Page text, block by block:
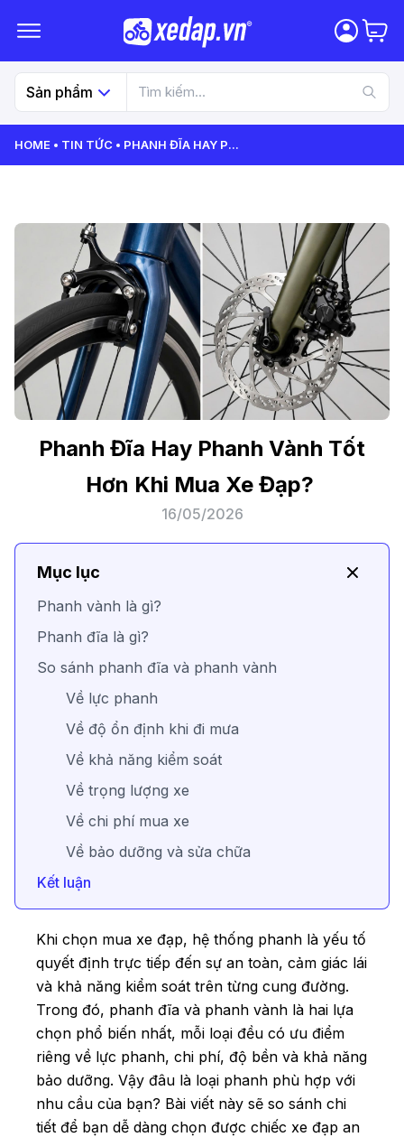
Sản phẩm
HOME TIN TỨC PHANH ĐĨA HAY P...
Phanh Đĩa Hay Phanh Vành Tốt
Hơn Khi Mua Xe Đạp?
16/05/2026
Mục lục
Phanh vành là gì?
Phanh đĩa là gì?
So sánh phanh đĩa và phanh vành
Về lực phanh
Về độ ổn định khi đi mưa
Về khả năng kiểm soát
Về trọng lượng xe
Về chi phí mua xe
Về bảo dưỡng và sửa chữa
Kết luận
Khi chọn mua xe đạp, hệ thống phanh là yếu tố
quyết định trực tiếp đến sự an toàn, cảm giác lái
và khả năng kiểm soát trên từng cung đường.
Trong đó, phanh đĩa và phanh vành là hai lựa
chọn phổ biến nhất, mỗi loại đều có ưu điểm
riêng về lực phanh, chi phí, độ bền và khả năng
bảo dưỡng. Vậy đâu là loại phanh phù hợp với
nhu cầu của bạn? Bài viết này sẽ so sánh chi
tiết để bạn dễ dàng chọn được chiếc xe đạp an